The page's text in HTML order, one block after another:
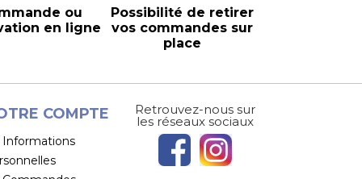
ou
en ligne
Possibilité de retirer
vos commandes sur
place
COMPTE
Informations
Retrouvez-nous sur
les réseaux sociaux